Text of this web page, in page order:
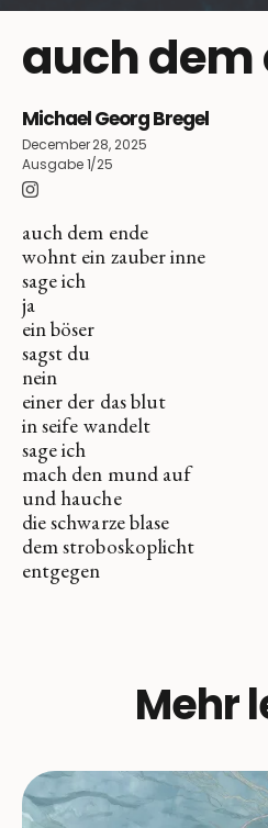
auch dem
Michael Georg Bregel
December 28, 2025
Ausgabe 1/25
auch dem ende
wohnt ein zauber inne
sage ich
ja
ein böser
sagst du
nein
einer der das blut
in seife wandelt
sage ich
mach den mund auf
und hauche
die schwarze blase
dem stroboskoplicht
entgegen
Mehr